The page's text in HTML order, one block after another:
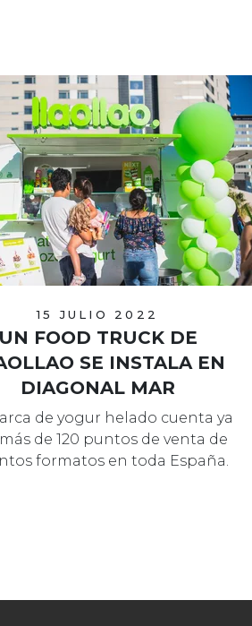
15 JULIO 2022
UN FOOD TRUCK DE
SE INSTALA EN
DIAGONAL MAR
de yogur helado cuenta ya
de 120 puntos de venta de
formatos en toda España.